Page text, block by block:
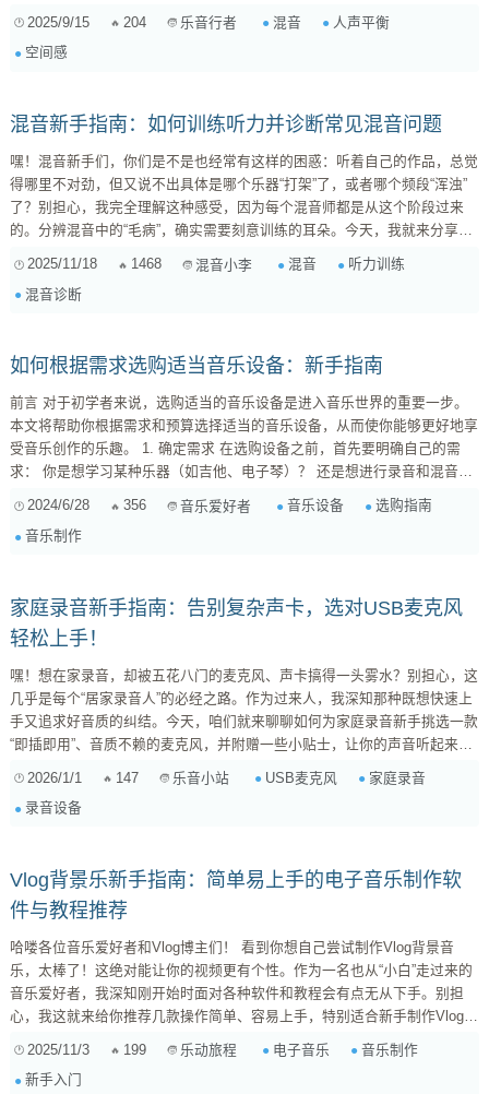
“呼吸感”。我来分享几个在DAW里就能快速上手的小秘诀，希望能帮你打开
新世界的大门！ 1. 从“核心”出发：人声永远是焦点 大部分流行音乐（尤其
2025/9/15 204 乐音行者 混音
人声平衡
空间感
混音新手指南：如何训练听力并诊断常见混音问题
嘿！混音新手们，你们是不是也经常有这样的困惑：听着自己的作品，总觉
得哪里不对劲，但又说不出具体是哪个乐器“打架”了，或者哪个频段“浑浊”
了？别担心，我完全理解这种感受，因为每个混音师都是从这个阶段过来
的。分辨混音中的“毛病”，确实需要刻意训练的耳朵。今天，我就来分享一
些我自己的经验和一套实用的“检查清单”，希望能帮助大家更快地找到并解
朵还没有建立起一套“诊断系统”。我们习惯于整体听音乐，而不是把每个元
2025/11/18 1468 混音小李 混音
听力训练
混音诊断
如何根据需求选购适当音乐设备：新手指南
前言 对于初学者来说，选购适当的音乐设备是进入音乐世界的重要一步。
本文将帮助你根据需求和预算选择适当的音乐设备，从而使你能够更好地享
受音乐创作的乐趣。 1. 确定需求 在选购设备之前，首先要明确自己的需
求： 你是想学习某种乐器（如吉他、电子琴）？ 还是想进行录音和混音？
2. 选择乐器 如果你是想学习乐器，可以根据以下几点来选择： ...
2024/6/28 356 音乐爱好者 音乐设备
选购指南
音乐制作
家庭录音新手指南：告别复杂声卡，选对USB麦克风
轻松上手！
嘿！想在家录音，却被五花八门的麦克风、声卡搞得一头雾水？别担心，这
几乎是每个“居家录音人”的必经之路。作为过来人，我深知那种既想快速上
手又追求好音质的纠结。今天，咱们就来聊聊如何为家庭录音新手挑选一款
“即插即用”、音质不赖的麦克风，并附赠一些小贴士，让你的声音听起来更
吓到，觉得录音是不是很复杂。其实，对于入门来说，你完全可以绕过它！
传统专业麦克风（XLR接口）确实需要通过独立声卡（音频接口）连接电
2026/1/1 147 乐音小站 USB麦克风
家庭录音
录音设备
Vlog背景乐新手指南：简单易上手的电子音乐制作软
件与教程推荐
哈喽各位音乐爱好者和Vlog博主们！ 看到你想自己尝试制作Vlog背景音
乐，太棒了！这绝对能让你的视频更有个性。作为一名也从“小白”走过来的
音乐爱好者，我深知刚开始时面对各种软件和教程会有点无从下手。别担
心，我这就来给你推荐几款操作简单、容易上手，特别适合新手制作Vlog电
标是操作简单、出效果快，能让你快速做出Vlog需要的氛围感音乐。
GarageBand（库乐队） ...
2025/11/3 199 乐动旅程 电子音乐
音乐制作
新手入门